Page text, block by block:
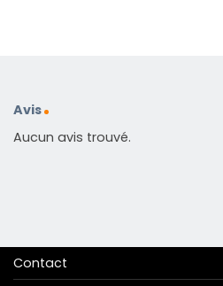
Avis
Aucun avis trouvé.
Contact